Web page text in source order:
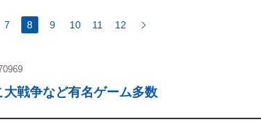
CMS
7 8 9 10 11 12
大戦争など有名ゲーム多数